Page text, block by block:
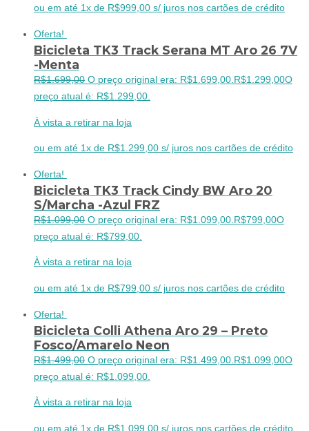
ou em até 1x de R$999,00 s/ juros nos cartões de crédito
Oferta!
Bicicleta TK3 Track Serana MT Aro 26 7V
-Menta
R$1.699,00 O preço original era: R$1.699,00. R$1.299,00O
preço atual é: R$1.299,00.
À vista a retirar na loja
ou em até 1x de R$1.299,00 s/ juros nos cartões de crédito
Oferta!
Bicicleta TK3 Track Cindy BW Aro 20
S/Marcha -Azul FRZ
R$1.099,00 O preço original era: R$1.099,00. R$799,00O
preço atual é: R$799,00.
À vista a retirar na loja
ou em até 1x de R$799,00 s/ juros nos cartões de crédito
Oferta!
Bicicleta Colli Athena Aro 29 – Preto
Fosco/Amarelo Neon
R$1.499,00 O preço original era: R$1.499,00. R$1.099,00O
preço atual é: R$1.099,00.
À vista a retirar na loja
ou em até 1x de R$1.099,00 s/ juros nos cartões de crédito